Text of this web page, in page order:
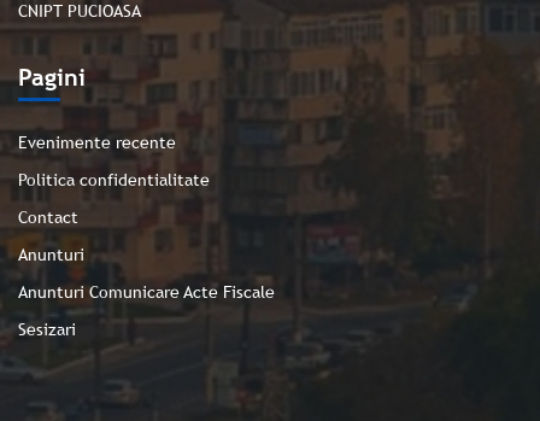
CNIPT PUCIOASA
Pagini
Evenimente recente
Politica confidentialitate
Contact
Anunturi
Anunturi Comunicare Acte Fiscale
Sesizari